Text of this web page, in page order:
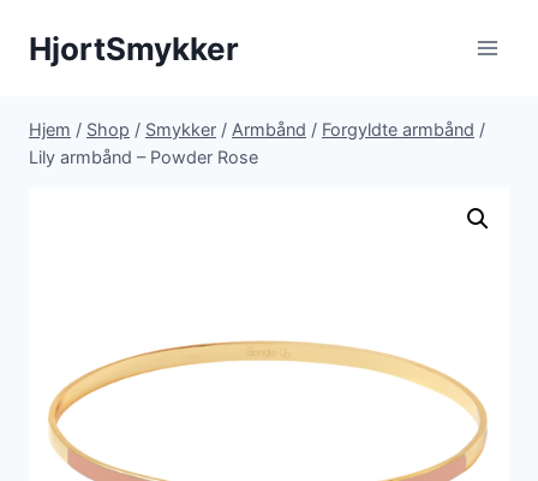
HjortSmykker
Hjem / Shop / Smykker / Armbånd / Forgyldte armbånd /
Lily armbånd – Powder Rose